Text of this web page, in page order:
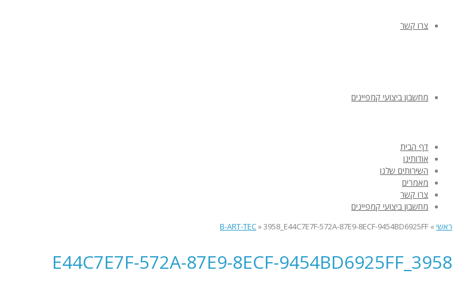
צרו קשר
מחשבון ביצועי קמפיינים
דף הבית
אודותינו
השירותים שלנו
מאמרים
צרו קשר
מחשבון ביצועי קמפיינים
ראשי »
B-ART-TEC»3958_E44C7E7F-572A-87E9-8ECF-9454BD6925FF
3958_E44C7E7F-572A-87E9-8ECF-9454BD6925FF